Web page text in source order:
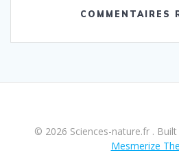
COMMENTAIRES
© 2026 Sciences-nature.fr .
Mesmerize